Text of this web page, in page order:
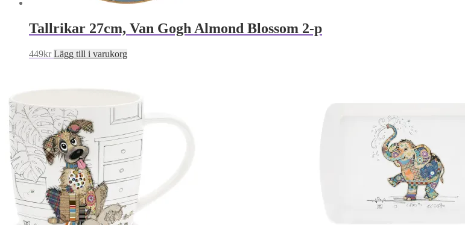
Tallrikar 27cm, Van Gogh Almond Blossom 2-p
449kr Lägg till i varukorg